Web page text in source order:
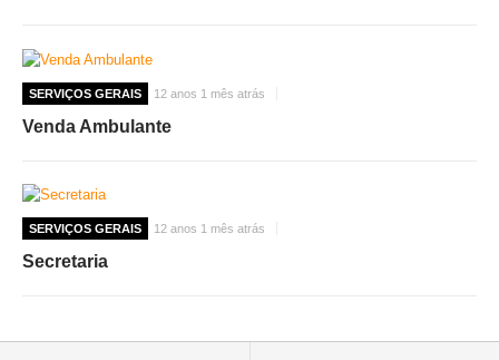
SERVIÇOS GERAIS 12 anos 1 mês atrás
Venda Ambulante
SERVIÇOS GERAIS 12 anos 1 mês atrás
Secretaria